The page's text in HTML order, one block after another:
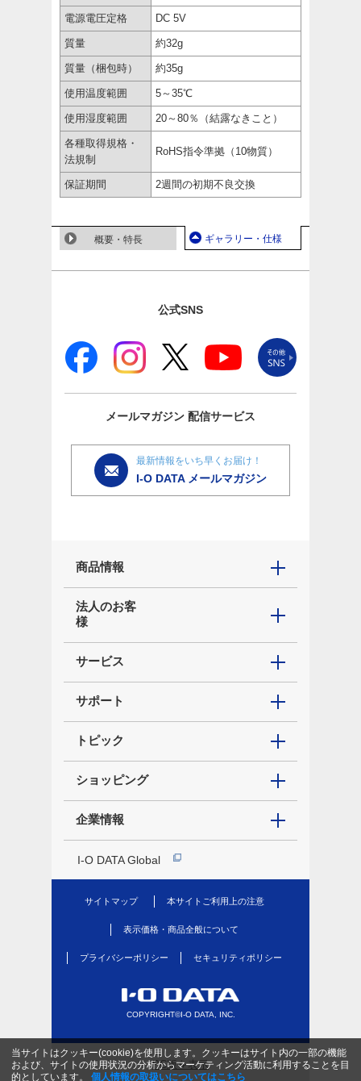
電源電圧定格 DC 5V
質量 約32g
質量（梱包時） 約35g
使用温度範囲 5～35℃
使用湿度範囲 20～80％（結露なきこと）
各種取得規格・
法規制
RoHS指令準拠（10物質）
保証期間 2週間の初期不良交換
概要・特長 ギャラリー・仕様
公式SNS
メールマガジン 配信サービス
最新情報をいち早くお届け！
I-O DATA メールマガジン
商品情報
法人のお客
様
サービス
サポート
トピック
ショッピング
企業情報
I-O DATA Global
サイトマップ 本サイトご利用上の注意
表示価格・商品全般について
プライバシーポリシー セキュリティポリシー
COPYRIGHT©I-O DATA, INC.
当サイトはクッキー(cookie)を使用します。クッキーはサイト内の一部の機能
および、サイトの使用状況の分析からマーケティング活動に利用することを目
的としています。
個人情報の取扱いについてはこちら
PC版を表示